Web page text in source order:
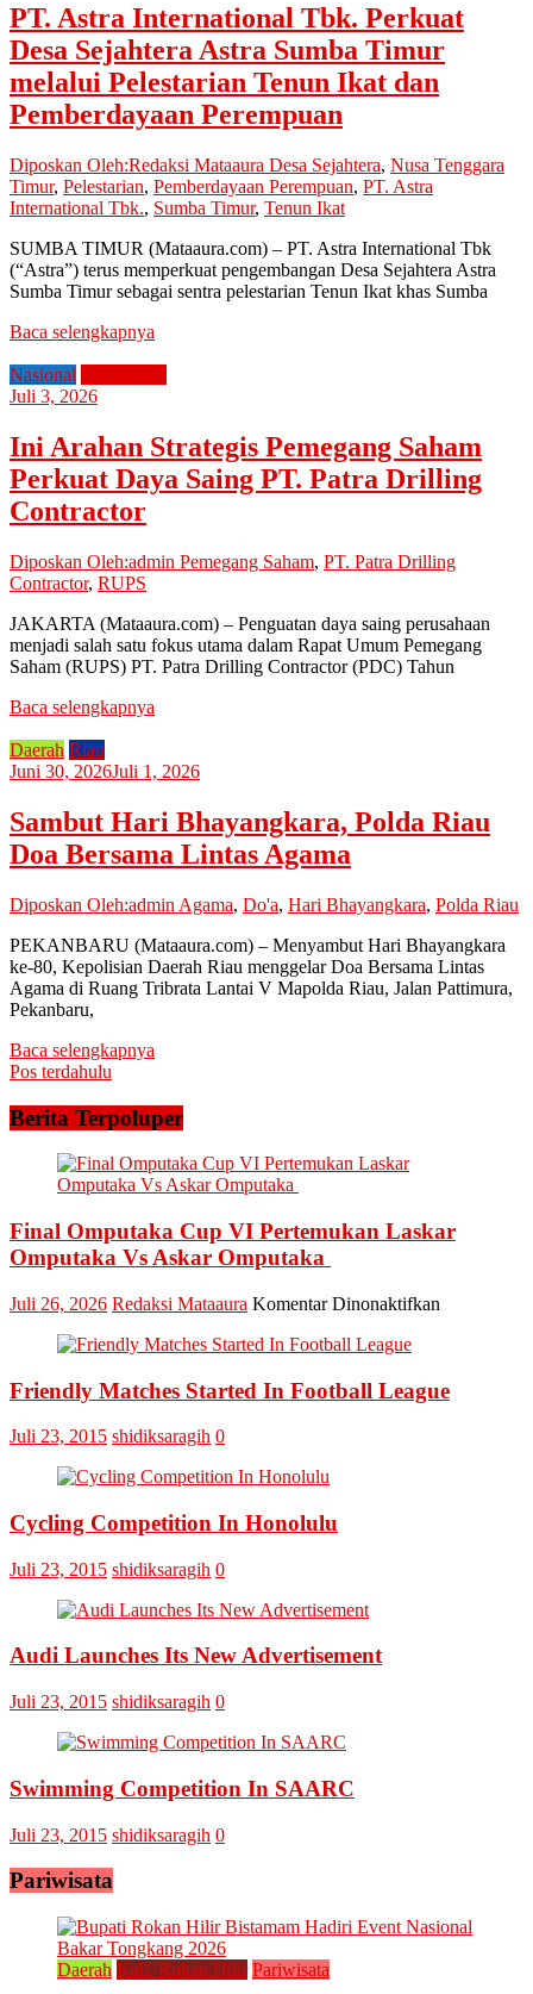
PT. Astra International Tbk. Perkuat
Desa Sejahtera Astra Sumba Timur
melalui Pelestarian Tenun Ikat dan
Pemberdayaan Perempuan
Diposkan Oleh:Redaksi Mataaura Desa Sejahtera, Nusa Tenggara
Timur, Pelestarian, Pemberdayaan Perempuan, PT. Astra
International Tbk., Sumba Timur, Tenun Ikat
SUMBA TIMUR (Mataaura.com) – PT. Astra International Tbk
(“Astra”) terus memperkuat pengembangan Desa Sejahtera Astra
Sumba Timur sebagai sentra pelestarian Tenun Ikat khas Sumba
Baca selengkapnya
Nasional
Juli 3, 2026
Ini Arahan Strategis Pemegang Saham
Perkuat Daya Saing PT. Patra Drilling
Contractor
Diposkan Oleh:admin Pemegang Saham, PT. Patra Drilling
Contractor, RUPS
JAKARTA (Mataaura.com) – Penguatan daya saing perusahaan
menjadi salah satu fokus utama dalam Rapat Umum Pemegang
Saham (RUPS) PT. Patra Drilling Contractor (PDC) Tahun
Baca selengkapnya
Daerah Riau
Juni 30, 2026Juli 1, 2026
Sambut Hari Bhayangkara, Polda Riau
Doa Bersama Lintas Agama
Diposkan Oleh:admin Agama, Do'a, Hari Bhayangkara, Polda Riau
PEKANBARU (Mataaura.com) – Menyambut Hari Bhayangkara
ke-80, Kepolisian Daerah Riau menggelar Doa Bersama Lintas
Agama di Ruang Tribrata Lantai V Mapolda Riau, Jalan Pattimura,
Pekanbaru,
Baca selengkapnya
Navigasi
Pos terdahulu
Berita Terpoluper
Final Omputaka Cup VI Pertemukan Laskar
Omputaka Vs Askar Omputaka
Juli 26, 2026 Redaksi Mataaura Komentar Dinonaktifkan
VI
Friendly Matches Started In Football League
Juli 23, 2015 shidiksaragih 0
Cycling Competition In Honolulu
Juli 23, 2015 shidiksaragih 0
Audi Launches Its New Advertisement
Juli 23, 2015 shidiksaragih 0
Swimming Competition In SAARC
Juli 23, 2015 shidiksaragih 0
Pariwisata
Daerah Kab. Rokan Hilir Pariwisata